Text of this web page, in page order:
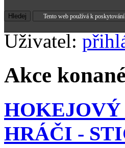
Uživatel:
Akce
HRÁČI -
Tento web používá k